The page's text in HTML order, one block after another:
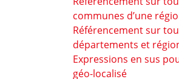
communes d’une
Référencement sur
départements et
Expressions en sus
géo-localisé